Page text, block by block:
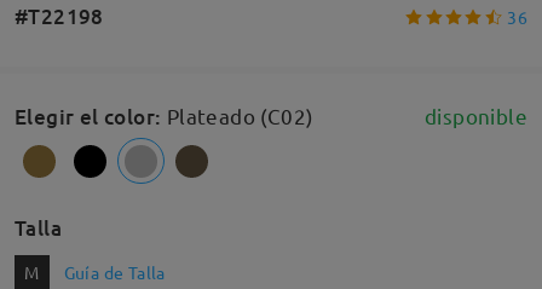
#T22198 36
Elegir el color: Plateado (C02) disponible
Talla
M Guía de Talla